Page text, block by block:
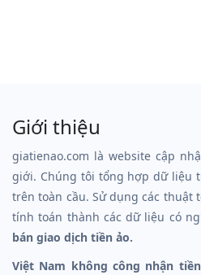
Giới thiệu
giatienao.com là website cập
giới. Chúng tôi tổng hợp dữ liệu
trên toàn cầu. Sử dụng các thuật
tính toán thành các dữ liệu có
bán giao dịch tiền ảo.
Việt Nam không công nhận